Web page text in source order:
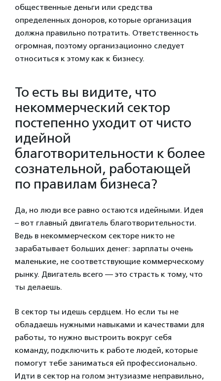
общественные деньги или средства
определенных доноров, которые организация
должна правильно потратить. Ответственность
огромная, поэтому организационно следует
относиться к этому как к бизнесу.
То есть вы видите, что
некоммерческий сектор
постепенно уходит от чисто
идейной
благотворительности к более
сознательной, работающей
по правилам бизнеса?
Да, но люди все равно остаются идейными. Идея
– вот главный двигатель благотворительности.
Ведь в некоммерческом секторе никто не
зарабатывает больших денег: зарплаты очень
маленькие, не соответствующие коммерческому
рынку. Двигатель всего — это страсть к тому, что
ты делаешь.
В сектор ты идешь сердцем. Но если ты не
обладаешь нужными навыками и качествами для
работы, то нужно выстроить вокруг себя
команду, подключить к работе людей, которые
помогут тебе заниматься ей профессионально.
Идти в сектор на голом энтузиазме неправильно,